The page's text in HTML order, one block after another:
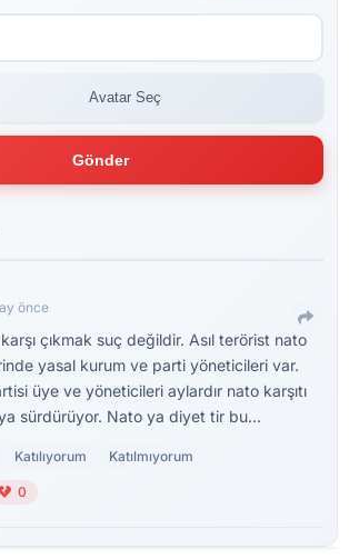
Avatar Seç
Gönder
önce
çıkmak suç değildir. Asıl terörist nato
yasal kurum ve parti yöneticileri var.
üye ve yöneticileri aylardır nato karşıtı
sürdürüyor. Nato ya diyet tir bu...
Katılıyorum Katılmıyorum
0